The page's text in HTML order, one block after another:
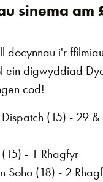
sinema am
docynnau i'r
ein digwyddiad
cod!
Dispatch (15) - 29
- 1 Rhagfyr
Soho (18) - 2